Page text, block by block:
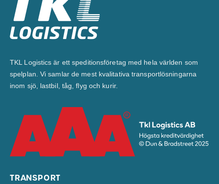
TKL Logistics är ett speditionsföretag med hela världen som
spelplan. Vi samlar de mest kvalitativa transportlösningarna
inom sjö, lastbil, tåg, flyg och kurir.
TRANSPORT